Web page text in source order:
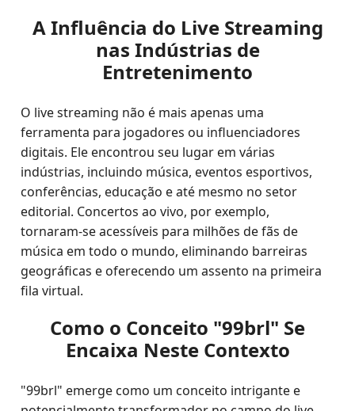
A Influência do Live Streaming
nas Indústrias de
Entretenimento
O live streaming não é mais apenas uma
ferramenta para jogadores ou influenciadores
digitais. Ele encontrou seu lugar em várias
indústrias, incluindo música, eventos esportivos,
conferências, educação e até mesmo no setor
editorial. Concertos ao vivo, por exemplo,
tornaram-se acessíveis para milhões de fãs de
música em todo o mundo, eliminando barreiras
geográficas e oferecendo um assento na primeira
fila virtual.
Como o Conceito "99brl" Se
Encaixa Neste Contexto
"99brl" emerge como um conceito intrigante e